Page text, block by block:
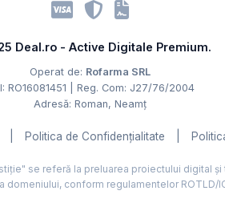
Deal.ro - Active Digitale Premium.
Operat de: Rofarma SRL
RO16081451 | Reg. Com: J27/76/2004
Adresă: Roman, Neamț
Politica de Confidențialitate
se referă la preluarea proiectului digital
domeniului, conform regulamentelor ROTLD/